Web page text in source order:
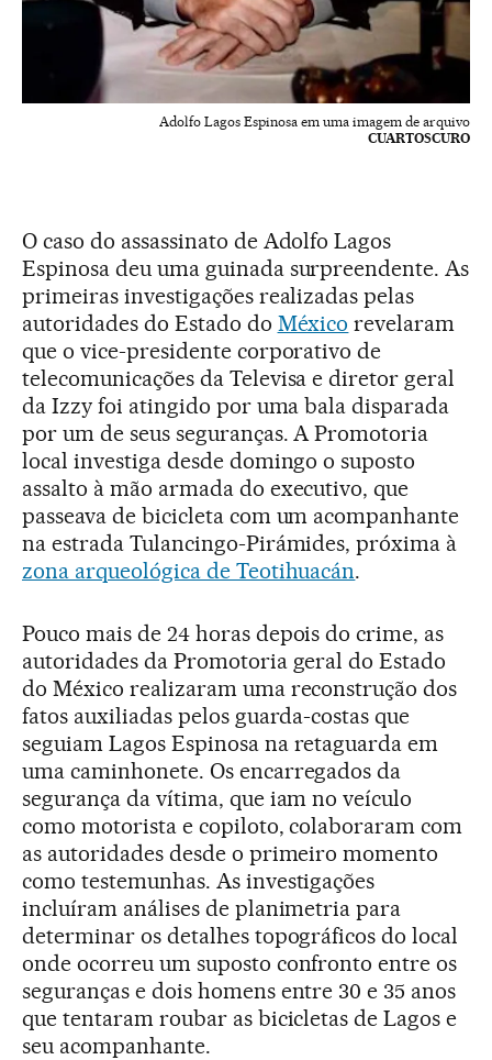
Adolfo Lagos Espinosa em uma imagem de arquivo
CUARTOSCURO
O caso do assassinato de Adolfo Lagos
Espinosa deu uma guinada surpreendente. As
primeiras investigações realizadas pelas
autoridades do Estado do México revelaram
que o vice-presidente corporativo de
telecomunicações da Televisa e diretor geral
da Izzy foi atingido por uma bala disparada
por um de seus seguranças. A Promotoria
local investiga desde domingo o suposto
assalto à mão armada do executivo, que
passeava de bicicleta com um acompanhante
na estrada Tulancingo-Pirámides, próxima à
zona arqueológica de Teotihuacán.
Pouco mais de 24 horas depois do crime, as
autoridades da Promotoria geral do Estado
do México realizaram uma reconstrução dos
fatos auxiliadas pelos guarda-costas que
seguiam Lagos Espinosa na retaguarda em
uma caminhonete. Os encarregados da
segurança da vítima, que iam no veículo
como motorista e copiloto, colaboraram com
as autoridades desde o primeiro momento
como testemunhas. As investigações
incluíram análises de planimetria para
determinar os detalhes topográficos do local
onde ocorreu um suposto confronto entre os
seguranças e dois homens entre 30 e 35 anos
que tentaram roubar as bicicletas de Lagos e
seu acompanhante.